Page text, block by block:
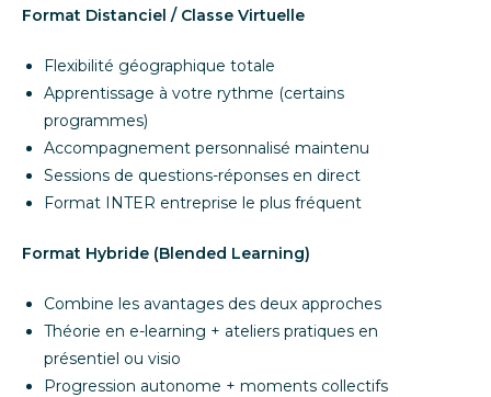
Format Distanciel / Classe Virtuelle
Flexibilité géographique totale
Apprentissage à votre rythme (certains
programmes)
Accompagnement personnalisé maintenu
Sessions de questions-réponses en direct
Format INTER entreprise le plus fréquent
Format Hybride (Blended Learning)
Combine les avantages des deux approches
Théorie en e-learning + ateliers pratiques en
présentiel ou visio
Progression autonome + moments collectifs